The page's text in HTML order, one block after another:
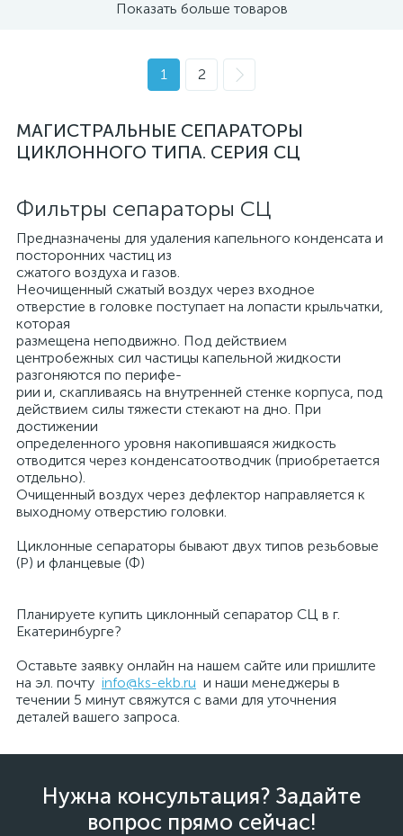
Показать больше товаров
1 2
МАГИСТРАЛЬНЫЕ СЕПАРАТОРЫ
ЦИКЛОННОГО ТИПА. СЕРИЯ СЦ
Фильтры сепараторы СЦ
Предназначены для удаления капельного конденсата и
посторонних частиц из
сжатого воздуха и газов.
Неочищенный сжатый воздух через входное
отверстие в головке поступает на лопасти крыльчатки,
которая
размещена неподвижно. Под действием
центробежных сил частицы капельной жидкости
разгоняются по перифе-
рии и, скапливаясь на внутренней стенке корпуса, под
действием силы тяжести стекают на дно. При
достижении
определенного уровня накопившаяся жидкость
отводится через конденсатоотводчик (приобретается
отдельно).
Очищенный воздух через дефлектор направляется к
выходному отверстию головки.
Циклонные сепараторы бывают двух типов резьбовые
(Р) и фланцевые (Ф)
Планируете купить циклонный сепаратор СЦ в г.
Екатеринбурге?
Оставьте заявку онлайн на нашем сайте или пришлите
на эл. почту info@ks-ekb.ru и наши менеджеры в
течении 5 минут свяжутся с вами для уточнения
деталей вашего запроса.
Нужна консультация? Задайте
вопрос прямо сейчас!